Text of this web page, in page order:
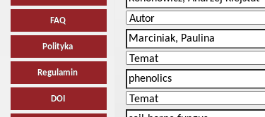
FAQ
Polityka
Regulamin
DOI